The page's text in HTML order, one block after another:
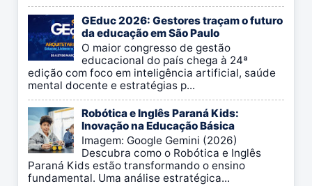
GEduc 2026: Gestores traçam o futuro
da educação em São Paulo
O maior congresso de gestão
educacional do país chega à 24ª
edição com foco em inteligência artificial, saúde
mental docente e estratégias p...
Robótica e Inglês Paraná Kids:
Inovação na Educação Básica
Imagem: Google Gemini (2026)
Descubra como o Robótica e Inglês
Paraná Kids estão transformando o ensino
fundamental. Uma análise estratégica...